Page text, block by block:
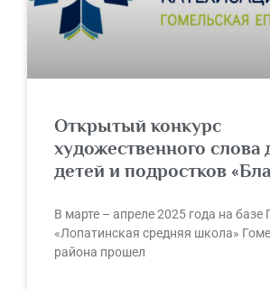
Открытый конкурс
художественного слова
детей и подростков
В марте – апреле 2025 года на базе
«Лопатинская средняя школа»
района прошел